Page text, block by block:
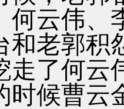
何云伟、
和老郭积
走了何云
时候曹云